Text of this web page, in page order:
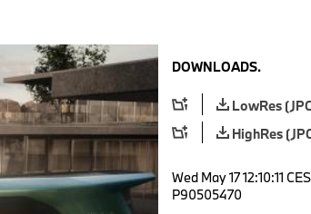
DOWNLOADS.
LowRes
HighRes
Wed May 17 12:10:11
P90505470